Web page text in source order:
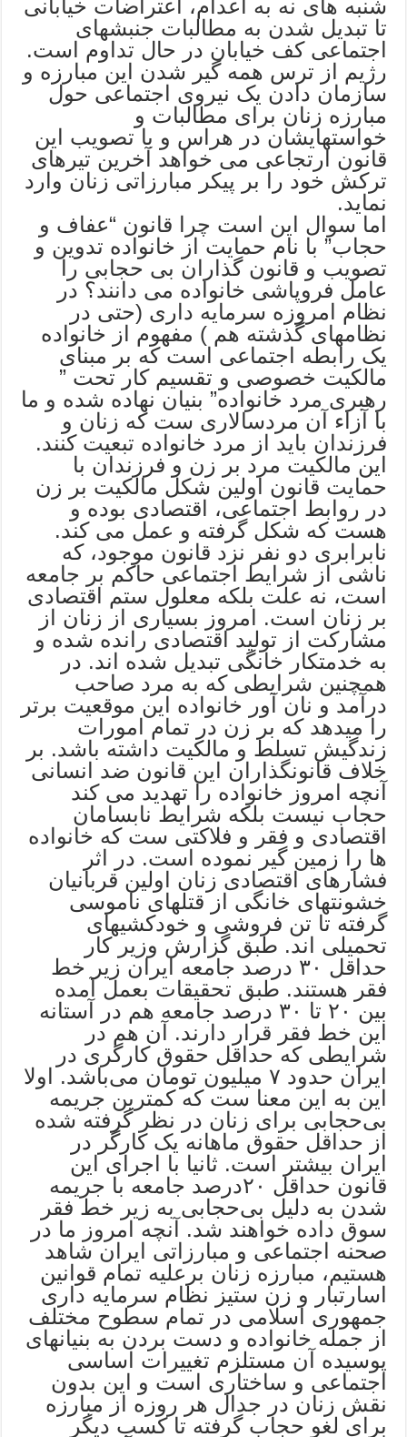
شنبه های نه به اعدام، اعتراضات خیابانی
تا تبدیل شدن به مطالبات جنبشهای
اجتماعی کف خیابان در حال تداوم است.
رژیم از ترس همه گیر شدن این مبارزه و
سازمان دادن یک نیروی اجتماعی حول
مبارزه زنان برای مطالبات و
خواستهایشان در هراس و با تصویب این
قانون ارتجاعی می خواهد آخرین تیرهای
ترکش خود را بر پیکر مبارزاتی زنان وارد
نماید.
اما سوال این است چرا قانون “عفاف و
حجاب” با نام حمایت از خانواده تدوین و
تصویب و قانون گذاران بی حجابی را
عامل فروپاشی خانواده می دانند؟ در
نظام امروزه سرمایه داری (حتی در
نظامهای گذشته هم ) مفهوم از خانواده
یک رابطه اجتماعی است که بر مبنای
مالکیت خصوصی و تقسیم کار تحت ”
رهبری مرد خانواده” بنیان نهاده شده و ما
با آزاء آن مردسالاری ست که زنان و
فرزندان باید از مرد خانواده تبعیت کنند.
این مالکیت مرد بر زن و فرزندان با
حمایت قانون اولین شکل مالکیت بر زن
در روابط اجتماعی، اقتصادی بوده و
هست که شکل گرفته و عمل می کند.
نابرابری دو نفر نزد قانون موجود، که
ناشی از شرایط اجتماعی حاکم بر جامعه
است، نه علت بلکه معلول ستم اقتصادی
بر زنان است. امروز بسیاری از زنان از
مشارکت از تولید اقتصادی رانده شده و
به خدمتکار خانگی تبدیل شده اند. در
همچنین شرایطی که به مرد صاحب
درآمد و نان آور خانواده این موقعیت برتر
را میدهد که بر زن در تمام امورات
زندگیش تسلط و مالکیت داشته باشد. بر
خلاف قانونگذاران این قانون ضد انسانی
آنچه امروز خانواده را تهدید می کند
حجاب نیست بلکه شرایط نابسامان
اقتصادی و فقر و فلاکتی ست که خانواده
ها را زمین گیر نموده است. در اثر
فشارهای اقتصادی زنان اولین قربانیان
خشونتهای خانگی از قتلهای ناموسی
گرفته تا تن فروشی و خودکشیهای
تحمیلی اند. طبق گزارش وزیر کار
حداقل ۳۰ درصد جامعه ایران زیر خط
فقر هستند. طبق تحقیقات بعمل آمده
بین ۲۰ تا ۳۰ درصد جامعه هم در آستانه
این خط فقر قرار دارند. آن هم در
شرایطی که حداقل حقوق کارگری در
ایران حدود ۷ میلیون تومان می‌باشد. اولا
این به این معنا ست که کمترین جریمه
بی‌حجابی برای زنان در نظر گرفته شده
از حداقل حقوق ماهانه یک کارگر در
ایران بیشتر است. ثانیا با اجرای این
قانون حداقل ۲۰‌درصد جامعه با جریمه
شدن به دلیل بی‌حجابی به زیر خط فقر
سوق داده خواهند شد. آنچه امروز ما در
صحنه اجتماعی و مبارزاتی ایران شاهد
هستیم، مبارزه زنان برعلیه تمام قوانین
اسارتبار و زن ستیز نظام سرمایه داری
جمهوری اسلامی در تمام سطوح مختلف
از جمله خانواده و دست بردن به بنیانهای
پوسیده آن مستلزم تغییرات اساسی
اجتماعی و ساختاری است و این بدون
نقش زنان در جدال هر روزه از مبارزه
برای لغو حجاب گرفته تا کسب دیگر